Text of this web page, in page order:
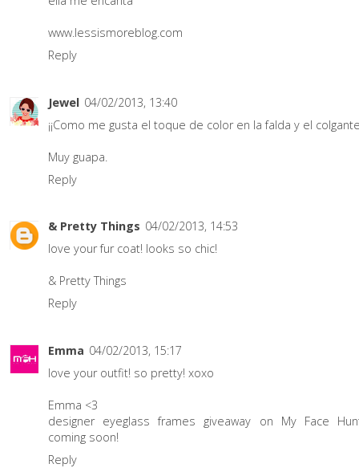
www.lessismoreblog.com
Reply
Jewel 04/02/2013, 13:40
¡¡Como me gusta el toque de color en la falda y el
Muy guapa.
Reply
& Pretty Things 04/02/2013, 14:53
love your fur coat! looks so chic!
& Pretty Things
Reply
Emma 04/02/2013, 15:17
love your outfit! so pretty! xoxo
Emma <3
designer eyeglass frames giveaway on My Face
coming soon!
Reply